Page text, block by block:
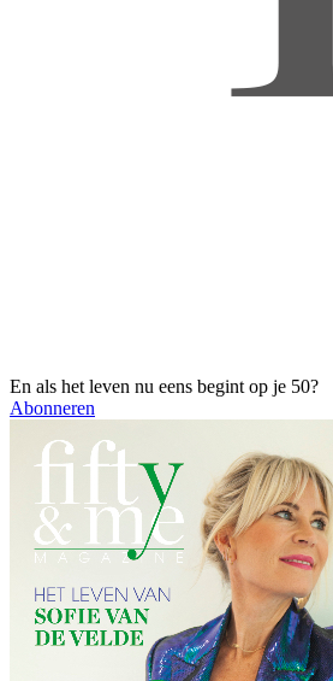
En als het leven nu eens begint op je 50?
Abonneren